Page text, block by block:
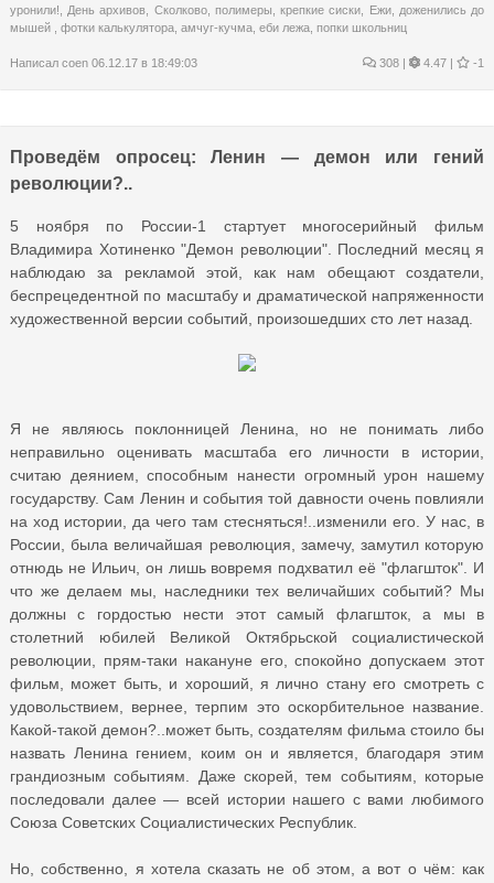
уронили!
День архивов Сколково, полимеры ,крепкие сиски Ежи, доженились до
мышей
фотки калькулятора амчуг-кучма еби лежа попки школьниц
Написал coen 06.12.17 в 18:49:03 308 | 4.47 | -1
Проведём опросец: Ленин — демон или гений
революции?..
5 ноября по России-1 стартует многосерийный фильм
Владимира Хотиненко "Демон революции". Последний месяц я
наблюдаю за рекламой этой, как нам обещают создатели,
беспрецедентной по масштабу и драматической напряженности
художественной версии событий, произошедших сто лет назад.
Я не являюсь поклонницей Ленина, но не понимать либо
неправильно оценивать масштаба его личности в истории,
считаю деянием, способным нанести огромный урон нашему
государству. Сам Ленин и события той давности очень повлияли
на ход истории, да чего там стесняться!..изменили его. У нас, в
России, была величайшая революция, замечу, замутил которую
отнюдь не Ильич, он лишь вовремя подхватил её "флагшток". И
что же делаем мы, наследники тех величайших событий? Мы
должны с гордостью нести этот самый флагшток, а мы в
столетний юбилей Великой Октябрьской социалистической
революции, прям-таки накануне его, спокойно допускаем этот
фильм, может быть, и хороший, я лично стану его смотреть с
удовольствием, вернее, терпим это оскорбительное название.
Какой-такой демон?..может быть, создателям фильма стоило бы
назвать Ленина гением, коим он и является, благодаря этим
грандиозным событиям. Даже скорей, тем событиям, которые
последовали далее — всей истории нашего с вами любимого
Союза Советских Социалистических Республик.
Но, собственно, я хотела сказать не об этом, а вот о чём: как